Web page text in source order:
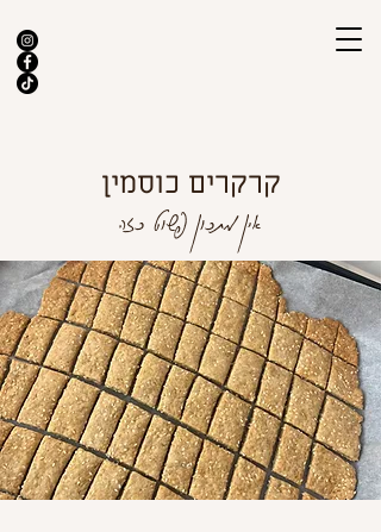
קרקרים כוסמין
אין מתכון פשוט כזה